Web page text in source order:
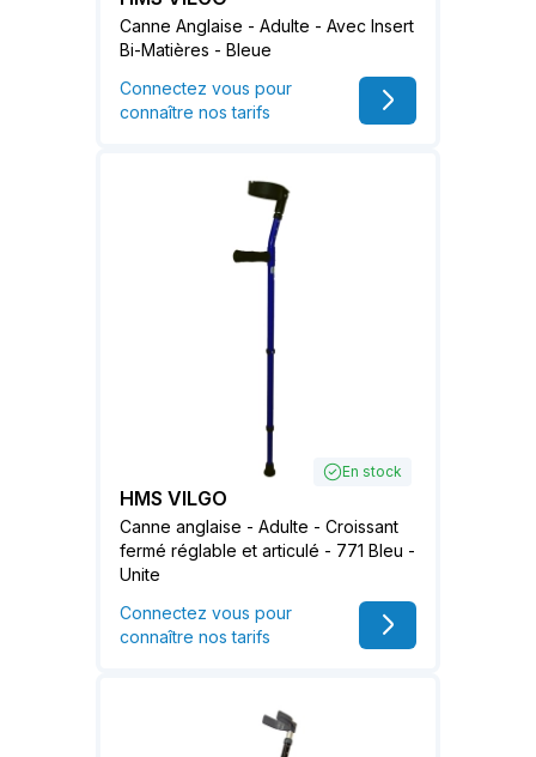
Canne Anglaise - Adulte - Avec Insert
Bi-Matières - Bleue
Connectez vous pour
connaître nos tarifs
En stock
HMS VILGO
Canne anglaise - Adulte - Croissant
fermé réglable et articulé - 771 Bleu -
Unite
Connectez vous pour
connaître nos tarifs